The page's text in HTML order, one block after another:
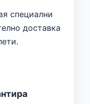
специални
доставка